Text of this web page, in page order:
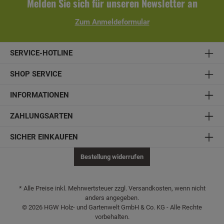
blickdichten Auslegen:Gabionenstein (Korngröße 50-80 /
MaterialUmrechnungsfaktor: 1 cbm (Kubikmeter) = ca.
Melden Sie sich für unseren Newsletter an
Zum Anmeldeformular
SERVICE-HOTLINE
SHOP SERVICE
INFORMATIONEN
ZAHLUNGSARTEN
SICHER EINKAUFEN
Bestellung widerrufen
* Alle Preise inkl. Mehrwertsteuer zzgl. Versandkosten, wenn nicht
anders angegeben.
© 2026 HGW Holz- und Gartenwelt GmbH & Co. KG - Alle Rechte
vorbehalten.